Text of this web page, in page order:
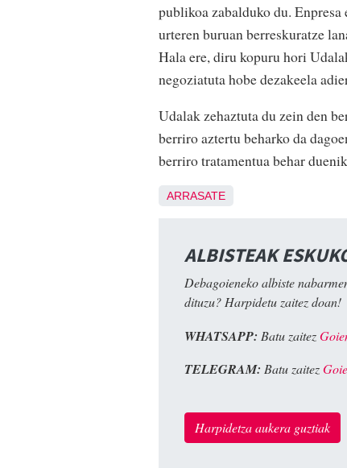
publikoa zabalduko du.
urteren buruan berreskuratze
Hala ere, diru kopuru hori
negoziatuta hobe dezakeela
Udalak zehaztuta du zein den
berriro aztertu beharko da
berriro tratamentua behar
ARRASATE
ALBISTEAK
Debagoieneko albiste
dituzu? Harpidetu zaitez doan!
WHATSAPP: Batu zaitez
TELEGRAM: Batu zaitez
Harpidetza aukera guztiak